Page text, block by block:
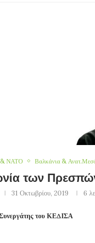
ΝΑΤΟ Βαλκάνια &
των
31 Οκτωβρίου, 2019 6
του ΚΕΔΙΣΑ